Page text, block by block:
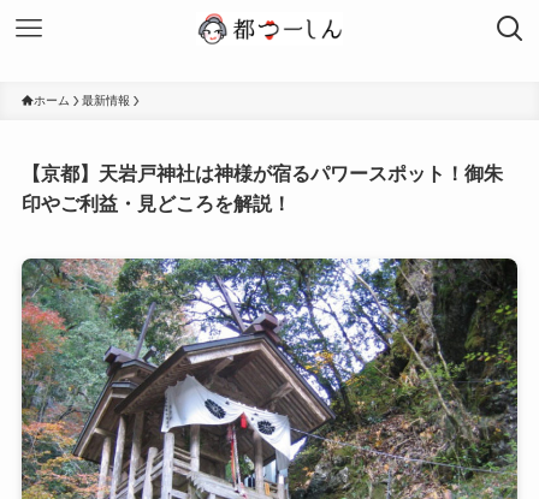
ホーム 最新情報
【京都】天岩戸神社は神様が宿るパワースポット！御朱
印やご利益・見どころを解説！